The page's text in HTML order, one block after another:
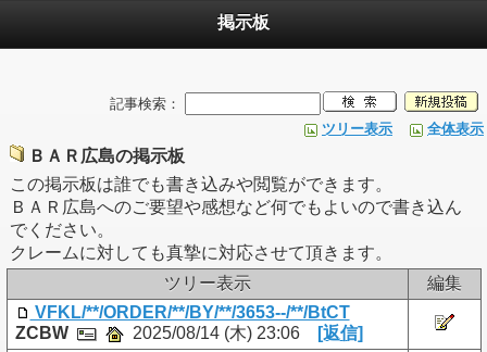
掲示板
記事検索：
ツリー表示
全体表示
ＢＡＲ広島の掲示板
この掲示板は誰でも書き込みや閲覧ができます。
ＢＡＲ広島へのご要望や感想など何でもよいので書き込ん
でください。
クレームに対しても真摯に対応させて頂きます。
ツリー表示
編集
VFKL/**/ORDER/**/BY/**/3653--/**/BtCT
ZCBW
2025/08/14 (木) 23:06
[返信]